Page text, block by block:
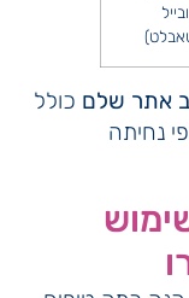
אתר שלם כולל
נחיתה